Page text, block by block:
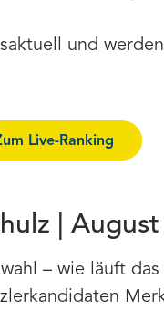
und
Live-Ranking
|
– wie läuft